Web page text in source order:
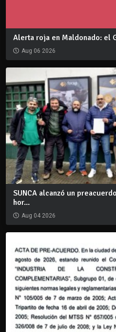
Alerta roja en Maldonado: el
Aug 06 2026
SUNCA alcanzó un
hor...
Aug 04 2026